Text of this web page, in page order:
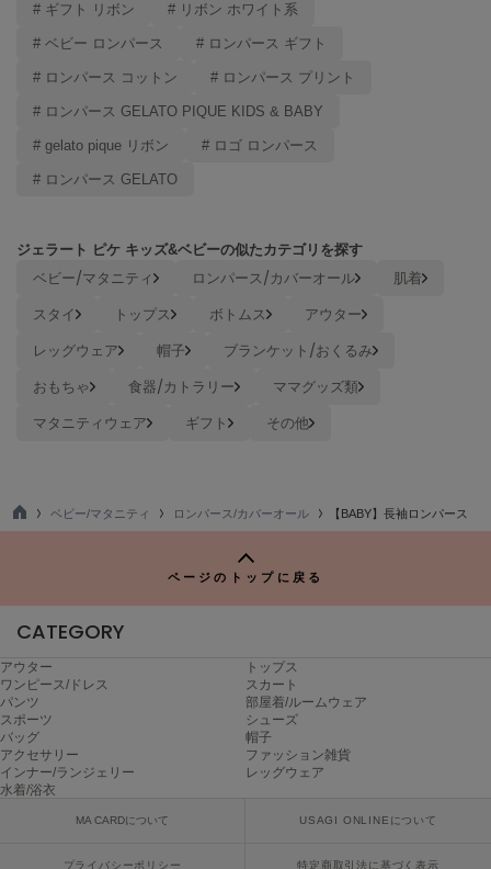
ミュシャ
ニューバランス
nezu
NIKE
NOWNS
ナウンス
ヌル
Onitsuka Tiger
ORR
オル
PATRICK
パトリック
Philly chocolate
# ギフト リボン # リボン ホワイト系
# ベビー ロンパース # ロンパース ギフト
# ロンパース コットン # ロンパース プリント
# ロンパース GELATO PIQUE KIDS & BABY
# gelato pique リボン # ロゴ ロンパース
# ロンパース GELATO
ジェラート ピケ キッズ&ベビーの似たカテゴリを探す
ベビー/マタニティ ロンパース/カバーオール
肌着
スタイ
トップス ボトムス
アウター
レッグウェア
帽子
ブランケット/おくるみ
おもちゃ
食器/カトラリー
ママグッズ類
マタニティウェア
ギフト その他
TO
ベビー/マタニティ ロンパース/カバーオール 【BABY】長袖ロンパース
ページのトップに戻る
CATEGORY
アウター
トップス
ワンピース/ドレス
スカート
パンツ
部屋着/ルームウェア
スポーツ
シューズ
バッグ
帽子
アクセサリー
ファッション雑貨
インナー/ランジェリー
レッグウェア
水着/浴衣
MA CARDについて USAGI ONLINEについて
プライバシーポリシー 特定商取引法に基づく表示